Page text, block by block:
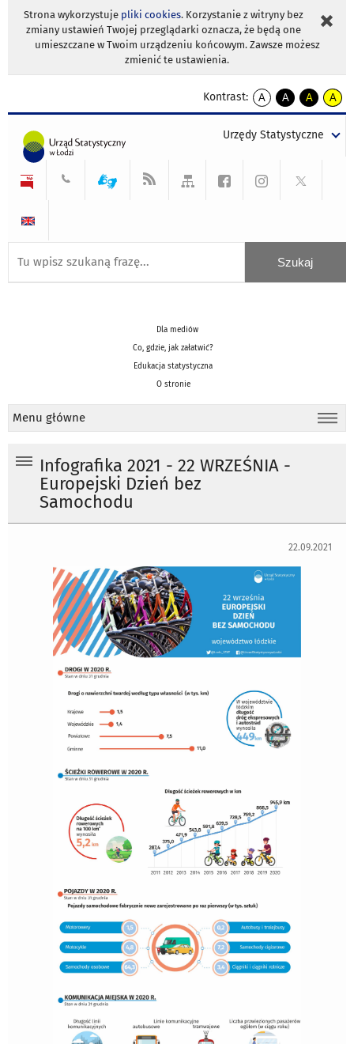
Strona wykorzystuje pliki cookies. Korzystanie z witryny bez
zmiany ustawień Twojej przeglądarki oznacza, że będą one
umieszczane w Twoim urządzeniu końcowym. Zawsze możesz
zmienić te ustawienia.
Kontrast:
A
kontrast
A
kontrast
tekst
czarnym
A
kontrast
tekst
czarnym
A
tekst
żółtym
Urzędy Statystyczne
Dla mediów
Co, gdzie, jak załatwić?
Edukacja statystyczna
O stronie
Menu główne
Infografika 2021 - 22 WRZEŚNIA -
Europejski Dzień bez
Samochodu
22.09.2021